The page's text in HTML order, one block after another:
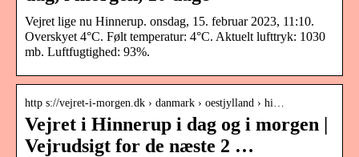
Vejret lige nu Hinnerup. onsdag, 15. februar 2023, 11:10.
Overskyet 4°C. Følt temperatur: 4°C. Aktuelt lufttryk: 1030
mb. Luftfugtighed: 93%.
http s://vejret-i-morgen.dk › danmark › oestjylland › hi…
Vejret i Hinnerup i dag og i morgen |
Vejrudsigt for de næste 2 …